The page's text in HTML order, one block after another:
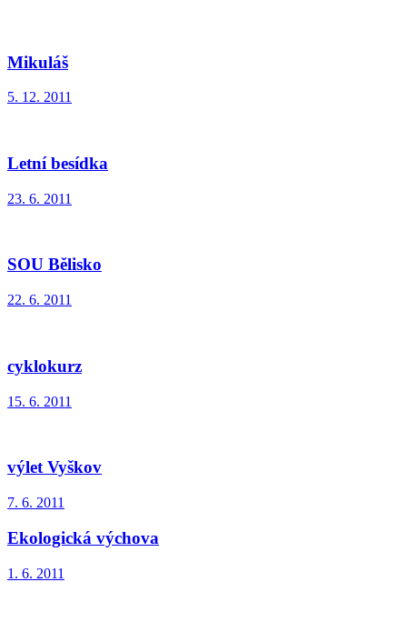
Mikuláš
5. 12. 2011
Letní besídka
23. 6. 2011
SOU Bělisko
22. 6. 2011
cyklokurz
15. 6. 2011
výlet Vyškov
7. 6. 2011
Ekologická výchova
1. 6. 2011